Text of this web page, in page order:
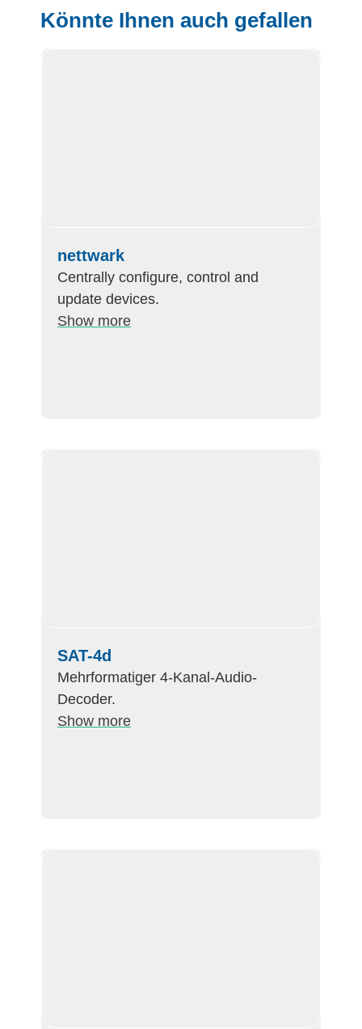
Könnte Ihnen auch gefallen
nettwark
Centrally configure, control and
update devices.
Show more
SAT-4d
Mehrformatiger 4-Kanal-Audio-
Decoder.
Show more